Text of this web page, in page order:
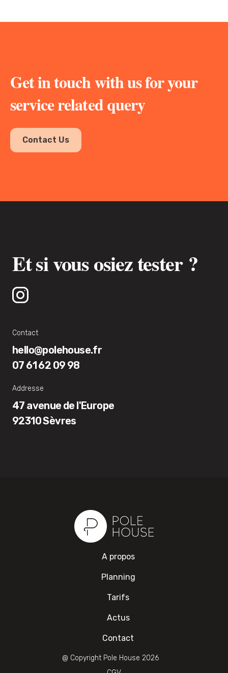
Get in touch with us for your
service related query
Contact Us
Et si vous osiez tester ?
Contact
hello@polehouse.fr
07 61 62 09 98
Addresse
47 avenue de l'Europe
92310 Sèvres
A propos
Planning
Tarifs
Actus
Contact
@ Copyright Pole House 2026